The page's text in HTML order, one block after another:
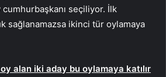
cumhurbaşkanı seçiliyor. İlk
sağlanamazsa ikinci tür oylamaya
alan iki aday bu oylamaya katılır